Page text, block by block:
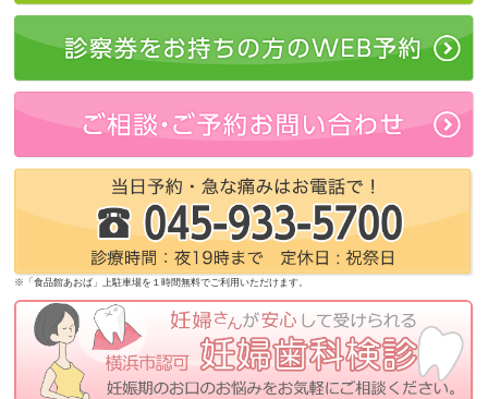
※「食品館あおば」上駐車場を１時間無料でご利用いただけます。